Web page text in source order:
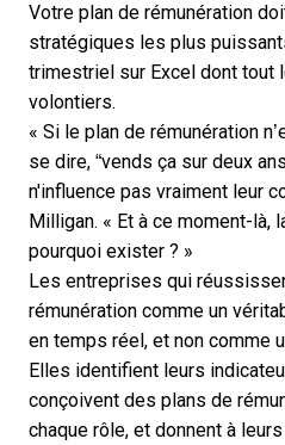
Votre plan de rémunération
stratégiques les plus
trimestriel sur Excel dont tout
volontiers.
« Si le plan de rémunération
se dire, “vends ça sur deux
n'influence pas vraiment leur
Milligan. « Et à ce moment-là,
pourquoi exister ? »
Les entreprises qui
rémunération comme un
en temps réel, et non comme
Elles identifient leurs
conçoivent des plans de
chaque rôle, et donnent à